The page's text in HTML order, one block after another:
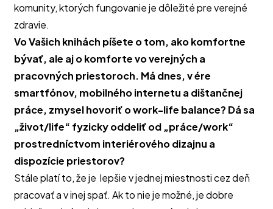
komunity, ktorých fungovanie je dôležité pre verejné
zdravie.
Vo Vašich knihách píšete o tom, ako komfortne
bývať, ale aj o komforte vo verejných a
pracovných priestoroch. Má dnes, v ére
smartfónov, mobilného internetu a dištančnej
práce, zmysel hovoriť o work-life balance? Dá sa
„život/life“ fyzicky oddeliť od „práce/work“
prostredníctvom interiérového dizajnu a
dispozície priestorov?
Stále platí to, že je lepšie v jednej miestnosti cez deň
pracovať a v inej spať. Ak to nie je možné, je dobre